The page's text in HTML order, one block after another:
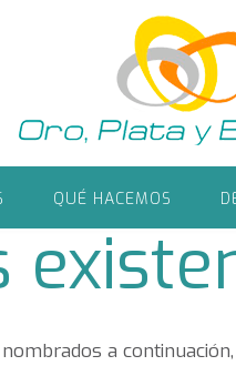
QUÉ HACEMOS
a